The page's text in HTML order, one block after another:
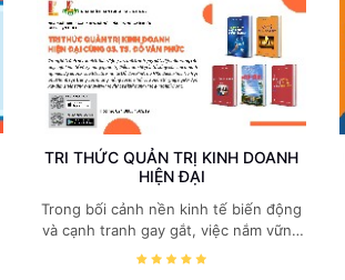
TRI THỨC QUẢN TRỊ KINH DOANH
HIỆN ĐẠI
Trong bối cảnh nền kinh tế biến động
và cạnh tranh gay gắt, việc nắm vững
các quy luật kinh tế và kỹ năng quản